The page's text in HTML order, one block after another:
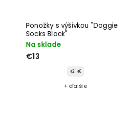
Ponožky s výšivkou "Doggie
Socks Black"
Na sklade
€13
42-46
+ ďalšie